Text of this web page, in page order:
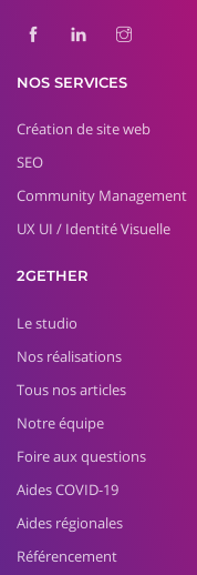
NOS SERVICES
Création de site web
SEO
Community Management
UX UI / Identité Visuelle
2GETHER
Le studio
Nos réalisations
Tous nos articles
Notre équipe
Foire aux questions
Aides COVID-19
Aides régionales
Référencement